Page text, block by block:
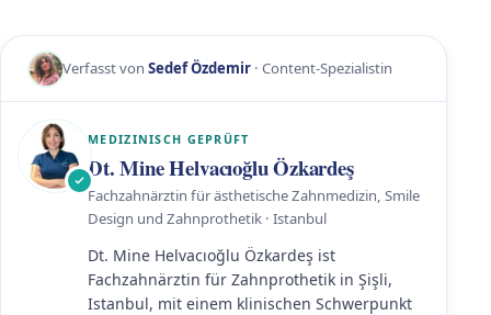
Verfasst von Sedef Özdemir· Content-Spezialistin
MEDIZINISCH GEPRÜFT
Dt. Mine Helvacıoğlu Özkardeş
Fachzahnärztin für ästhetische Zahnmedizin, Smile
Design und Zahnprothetik · Istanbul
Dt. Mine Helvacıoğlu Özkardeş ist
Fachzahnärztin für Zahnprothetik in Şişli,
Istanbul, mit einem klinischen Schwerpunkt